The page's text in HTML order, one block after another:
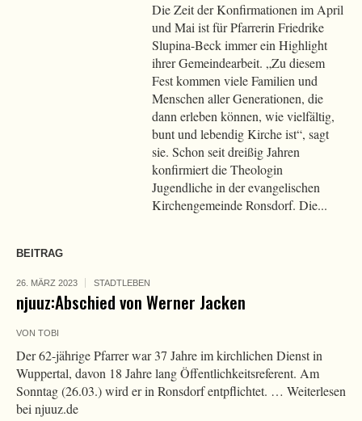
Die Zeit der Konfirmationen im April
und Mai ist für Pfarrerin Friedrike
Slupina-Beck immer ein Highlight
ihrer Gemeindearbeit. „Zu diesem
Fest kommen viele Familien und
Menschen aller Generationen, die
dann erleben können, wie vielfältig,
bunt und lebendig Kirche ist“, sagt
sie. Schon seit dreißig Jahren
konfirmiert die Theologin
Jugendliche in der evangelischen
Kirchengemeinde Ronsdorf. Die...
BEITRAG
26. MÄRZ 2023 STADTLEBEN
njuuz:Abschied von Werner Jacken
VON TOBI
Der 62-jährige Pfarrer war 37 Jahre im kirchlichen Dienst in
Wuppertal, davon 18 Jahre lang Öffentlichkeitsreferent. Am
Sonntag (26.03.) wird er in Ronsdorf entpflichtet. … Weiterlesen
bei njuuz.de